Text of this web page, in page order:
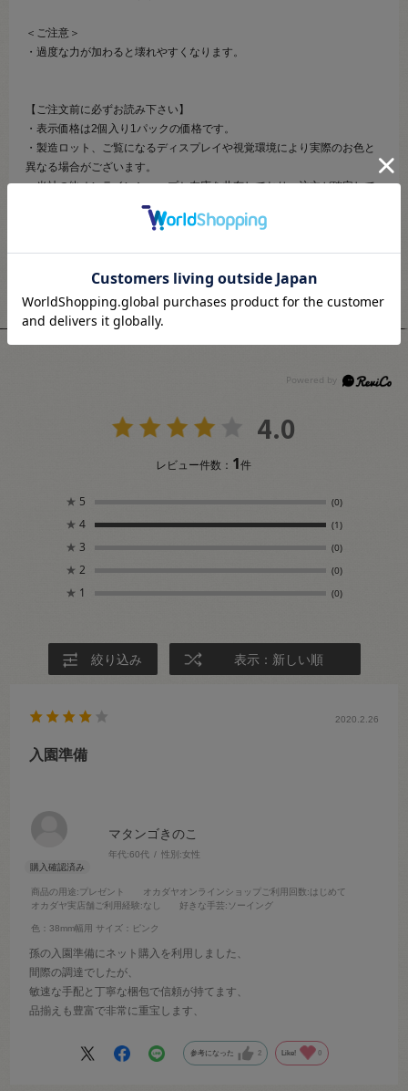
＜ご注意＞
・過度な力が加わると壊れやすくなります。
【ご注文前に必ずお読み下さい】
・表示価格は2個入り1パックの価格です。
・製造ロット、ご覧になるディスプレイや視覚環境により実際のお色と
異なる場合がございます。
・当社の他オンラインショップと在庫を共有しており、注文が確定して
も完売･欠品の場合があります。予めご了承下さい。
ユーザーレビュー
4.0
レビュー件数： 1件
★ 5 (0)
★ 4 (1)
★ 3 (0)
★ 2 (0)
★ 1 (0)
絞り込み 表示：新しい順
マタンゴきのこ
年代:60代 性別:女性
商品の用途:プレゼント オカダヤオンラインショップご利用回数:はじめて
オカダヤ実店舗ご利用経験:なし 好きな手芸:ソーイング
色：38mm幅用 サイズ：ピンク
2020.2.26
入園準備
孫の入園準備にネット購入を利用しました、
間際の調達でしたが、
敏速な手配と丁寧な梱包で信頼が持てます、
品揃えも豊富で非常に重宝します、
参考になった 2 Like! 0